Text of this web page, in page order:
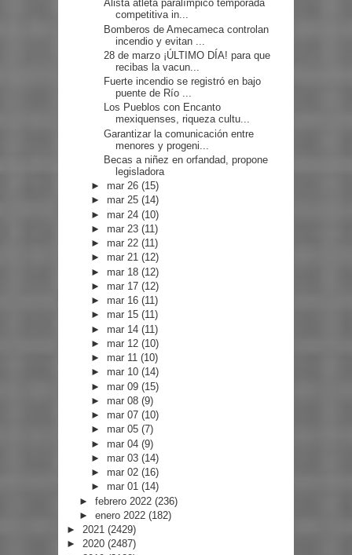
Alista atleta paralímpico temporada
competitiva in...
Bomberos de Amecameca controlan
incendio y evitan ...
28 de marzo ¡ÚLTIMO DÍA! para que
recibas la vacun...
Fuerte incendio se registró en bajo
puente de Río ...
Los Pueblos con Encanto
mexiquenses, riqueza cultu...
Garantizar la comunicación entre
menores y progeni...
Becas a niñez en orfandad, propone
legisladora
► mar 26(15)
► mar 25(14)
► mar 24(10)
► mar 23(11)
► mar 22(11)
► mar 21(12)
► mar 18(12)
► mar 17(12)
► mar 16(11)
► mar 15(11)
► mar 14(11)
► mar 12(10)
► mar 11(10)
► mar 10(14)
► mar 09(15)
► mar 08(9)
► mar 07(10)
► mar 05(7)
► mar 04(9)
► mar 03(14)
► mar 02(16)
► mar 01(14)
► febrero 2022 (236)
► enero 2022 (182)
► 2021 (2429)
► 2020 (2487)